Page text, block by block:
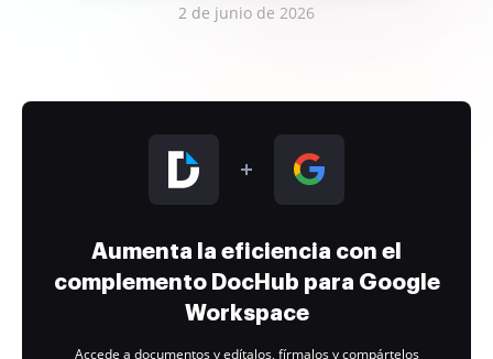
2 de junio de 2026
Aumenta la eficiencia con el
complemento DocHub para Google
Workspace
Accede a documentos y edítalos, fírmalos y compártelos